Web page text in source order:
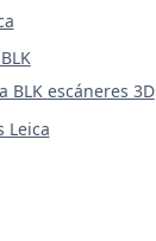
BLK escáneres 3D
Leica